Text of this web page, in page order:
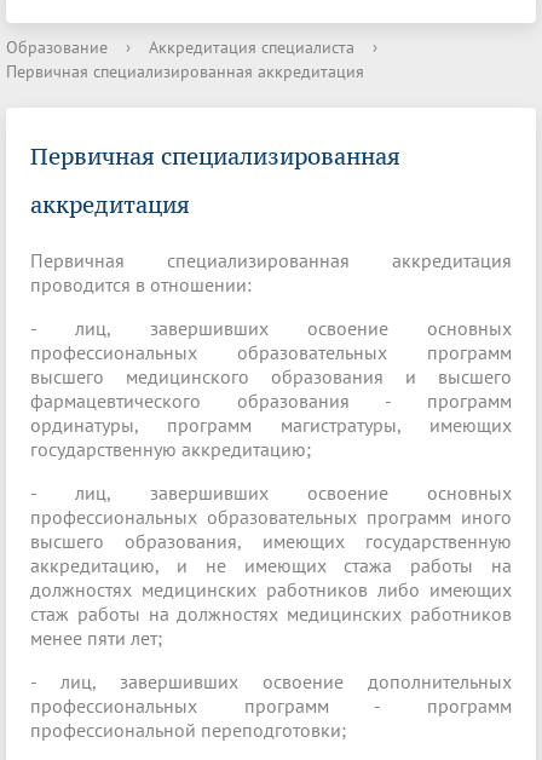
Образование › Аккредитация специалиста
›
Первичная специализированная аккредитация
Первичная специализированная
аккредитация
Первичная специализированная аккредитация
проводится в отношении:
- лиц, завершивших освоение основных
профессиональных образовательных программ
высшего медицинского образования и высшего
фармацевтического образования - программ
ординатуры, программ магистратуры, имеющих
государственную аккредитацию;
- лиц, завершивших освоение основных
профессиональных образовательных программ иного
высшего образования, имеющих государственную
аккредитацию, и не имеющих стажа работы на
должностях медицинских работников либо имеющих
стаж работы на должностях медицинских работников
менее пяти лет;
- лиц, завершивших освоение дополнительных
профессиональных программ - программ
профессиональной переподготовки;